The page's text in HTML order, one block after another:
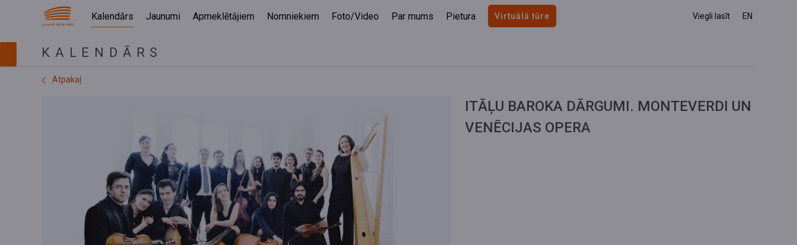
Kalendārs Jaunumi Apmeklētājiem Nomniekiem Foto/Video Par mums Pietura Virtuālā tūre Viegli lasīt EN
KALENDĀRS
Atpakaļ
ITĀĻU BAROKA DĀRGUMI. MONTEVERDI UN
VENĒCIJAS OPERA